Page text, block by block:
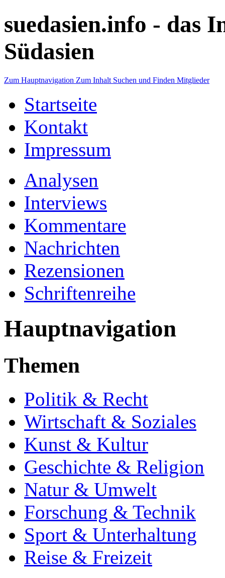
suedasien.info - das
Südasien
Zum Hauptnavigation Zum Inhalt Suchen und Finden Mitglieder
Startseite
Kontakt
Impressum
Analysen
Interviews
Kommentare
Nachrichten
Rezensionen
Schriftenreihe
Hauptnavigation
Themen
Politik & Recht
Wirtschaft & Soziales
Kunst & Kultur
Geschichte & Religion
Natur & Umwelt
Forschung & Technik
Sport & Unterhaltung
Reise & Freizeit